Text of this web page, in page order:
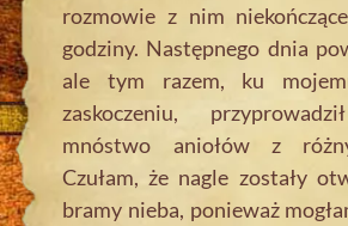
rozmowie z nim
godziny. Następnego dnia
ale tym razem, ku
zaskoczeniu,
mnóstwo aniołów z
Czułam, że nagle zostały
bramy nieba, ponieważ